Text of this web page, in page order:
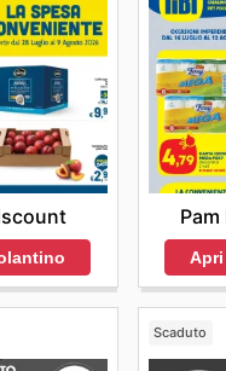
Pam
Scaduto